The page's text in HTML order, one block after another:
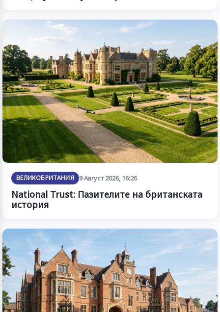
ВЕЛИКОБРИТАНИЯ 9 Август 2026, 16:26
National Trust: Пазителите на британската
история